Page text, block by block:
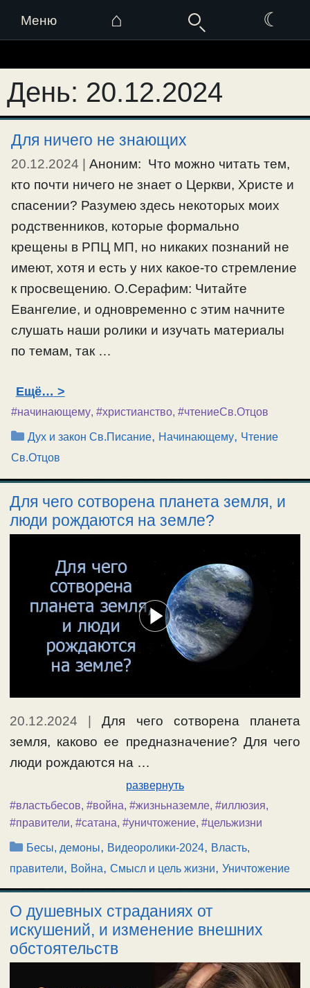
Меню ⌂ ☾
к
содержимому
День: 20.12.2024
Для ничего не знающих
20.12.2024 | Аноним: Что можно читать тем,
кто почти ничего не знает о Церкви, Христе и
спасении? Разумею здесь некоторых моих
родственников, которые формально
крещены в РПЦ МП, но никаких познаний не
имеют, хотя и есть у них какое-то стремление
к просвещению. О.Серафим: Читайте
Евангелие, и одновременно с этим начните
слушать наши ролики и изучать материалы
по темам, так …
Ещё…
#начинающему, #христианство, #чтениеСв.Отцов
Рубрики
Дух и закон Св.Писание, Начинающему, Чтение
Св.Отцов
Для чего сотворена планета земля, и
люди рождаются на земле?
20.12.2024 |Для чего сотворена планета
земля, каково ее предназначение? Для чего
люди рождаются на …
развернуть
#властьбесов, #война, #жизньназемле, #иллюзия,
#правители, #сатана, #уничтожение, #цельжизни
Рубрики
Бесы, демоны, Видеоролики-2024, Власть,
правители, Война, Смысл и цель жизни, Уничтожение
О душевных страданиях от
искушений, и изменение внешних
обстоятельств